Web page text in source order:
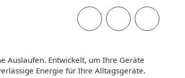
Auslaufen. Entwickelt, um Ihre Geräte
Energie für Ihre Alltagsgeräte.